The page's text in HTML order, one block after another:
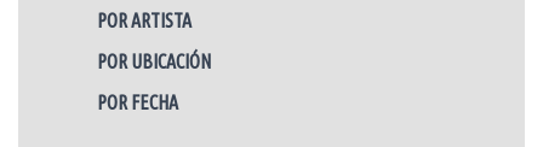
POR ARTISTA
POR UBICACIÓN
POR FECHA